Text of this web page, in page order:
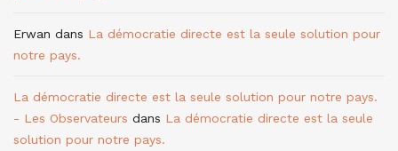
Erwan dans La démocratie directe est la seule solution pour
notre pays.
La démocratie directe est la seule solution pour notre pays.
- Les Observateurs dans La démocratie directe est la seule
solution pour notre pays.